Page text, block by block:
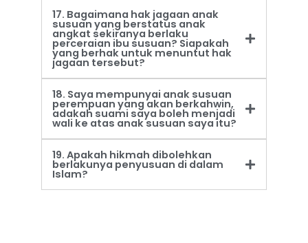
17. Bagaimana hak jagaan anak
susuan yang berstatus anak
angkat sekiranya berlaku
perceraian ibu susuan? Siapakah
yang berhak untuk menuntut hak
jagaan tersebut?
18. Saya mempunyai anak susuan
perempuan yang akan berkahwin,
adakah suami saya boleh menjadi
wali ke atas anak susuan saya itu?
19. Apakah hikmah dibolehkan
berlakunya penyusuan di dalam
Islam?